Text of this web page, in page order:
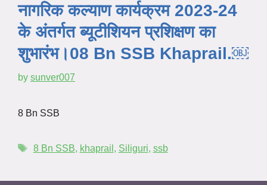
नागरिक कल्याण कार्यक्रम 2023-24
के अंतर्गत ब्यूटीशियन प्रशिक्षण का
शुभारंभ।08 Bn SSB Khaprail.￼
by sunver007
8 Bn SSB
8 Bn SSB, khaprail , Siliguri, ssb